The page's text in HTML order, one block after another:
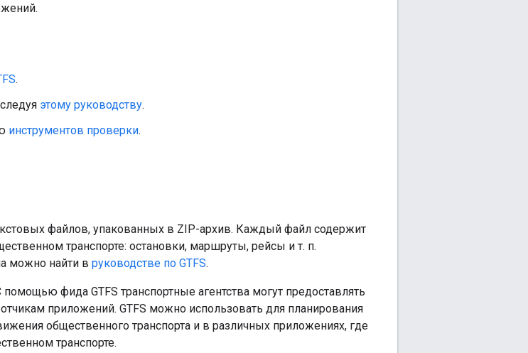
.
этому руководству.
инструментов проверки.
файлов, упакованных в ZIP-архив. Каждый файл содержит
транспорте: остановки, маршруты, рейсы и т. п.
можно найти в руководстве по GTFS.
помощью фида GTFS транспортные агентства могут предоставлять
приложений. GTFS можно использовать для планирования
общественного транспорта и в различных приложениях, где
транспорте.